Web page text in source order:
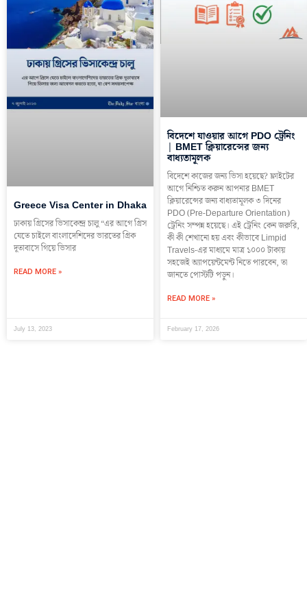
Greece Visa Center in Dhaka
ঢাকায় গ্রিসের ভিসাকেন্দ্র চালু “এর আগে গ্রিস
যেতে চাইলে বাংলাদেশিদের ভারতের গ্রিক
দূতাবাসে গিয়ে ভিসার
READ MORE »
July 13, 2023
বিদেশে যাওয়ার আগে PDO ট্রেনিং
| BMET ক্লিয়ারেন্সের জন্য
বাধ্যতামূলক
বিদেশে কাজের জন্য ভিসা হয়েছে? ফ্লাইটের
আগে নিশ্চিত করুন আপনার BMET
ক্লিয়ারেন্সের জন্য বাধ্যতামূলক ৩ দিনের
PDO (Pre-Departure Orientation)
ট্রেনিং সম্পন্ন হয়েছে। এই ট্রেনিং কেন জরুরি,
কী কী শেখানো হয় এবং কীভাবে Limpid
Travels-এর মাধ্যমে মাত্র ১০০০ টাকায়
সহজেই অ্যাপয়েন্টমেন্ট নিতে পারবেন, তা
জানতে পোস্টটি পড়ুন।
READ MORE »
February 17, 2026